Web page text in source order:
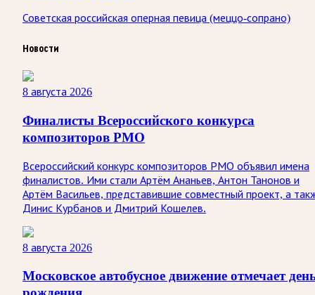
Советская российская оперная певица (меццо-сопрано)
Новости
8 августа 2026
Финалисты Всероссийского конкурса
композиторов РМО
Всероссийский конкурс композиторов РМО объявил имена
финалистов. Ими стали Артём Ананьев, Антон Танонов и
Артём Васильев, представившие совместный проект, а
Динис Курбанов и Дмитрий Кошелев.
8 августа 2026
Московское автобусное движение отмечает